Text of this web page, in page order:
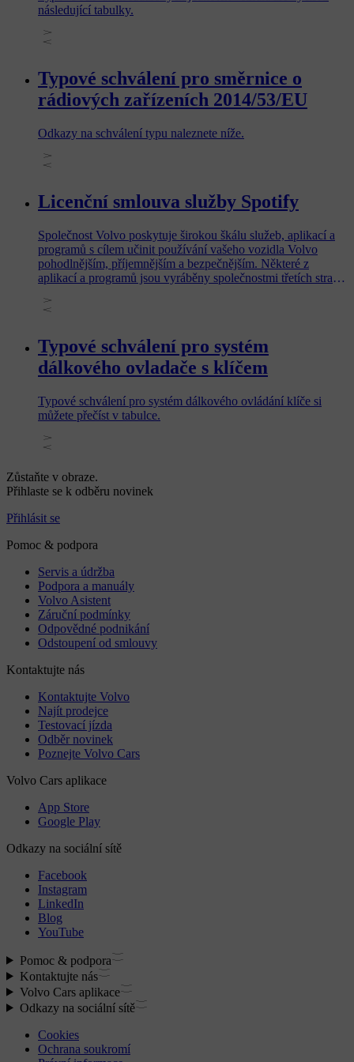
následující tabulky.
Typové schválení pro směrnice o
rádiových zařízeních 2014/53/EU
Odkazy na schválení typu naleznete níže.
Licenční smlouva služby Spotify
Společnost Volvo poskytuje širokou škálu služeb, aplikací a
programů s cílem učinit používání vašeho vozidla Volvo
pohodlnějším, příjemnějším a bezpečnějším. Některé z
aplikací a programů jsou vyráběny společnostmi třetích stran a
Typové schválení pro systém
dálkového ovladače s klíčem
Typové schválení pro systém dálkového ovládání klíče si
můžete přečíst v tabulce.